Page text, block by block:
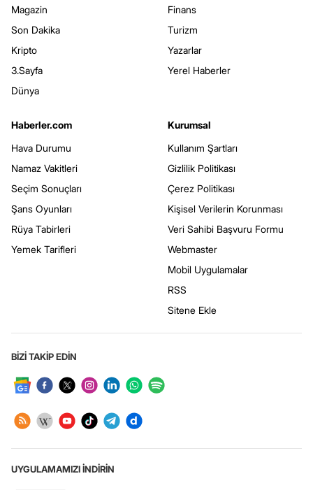
Magazin
Son Dakika
Kripto
3.Sayfa
Dünya
Finans
Turizm
Yazarlar
Yerel Haberler
Haberler.com
Hava Durumu
Namaz Vakitleri
Seçim Sonuçları
Şans Oyunları
Rüya Tabirleri
Yemek Tarifleri
Kurumsal
Kullanım Şartları
Gizlilik Politikası
Çerez Politikası
Kişisel Verilerin Korunması
Veri Sahibi Başvuru Formu
Webmaster
Mobil Uygulamalar
RSS
Sitene Ekle
BİZİ TAKİP EDİN
UYGULAMAMIZI İNDİRİN